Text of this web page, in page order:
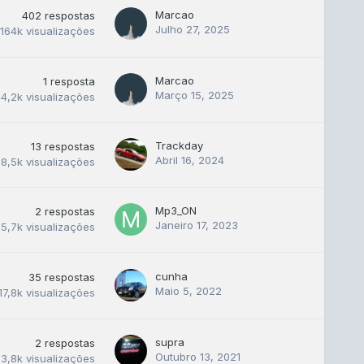
402 respostas
164k visualizações
Marcao
Julho 27, 2025
1 resposta
visualizações
Marcao
Março 15, 2025
13 respostas
visualizações
Trackday
Abril 16, 2024
2 respostas
visualizações
Mp3_ON
Janeiro 17, 2023
35 respostas
visualizações
cunha
Maio 5, 2022
2 respostas
visualizações
supra
Outubro 13, 2021